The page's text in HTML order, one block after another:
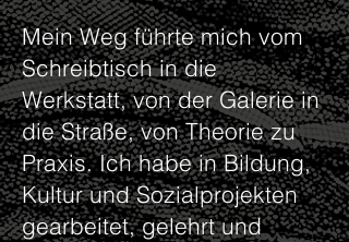
Mein Weg führte mich vom
Schreibtisch in die
Werkstatt, von der Galerie in
die Straße, von Theorie zu
Praxis. Ich habe in Bildung,
Kultur und Sozialprojekten
gearbeitet, gelehrt und